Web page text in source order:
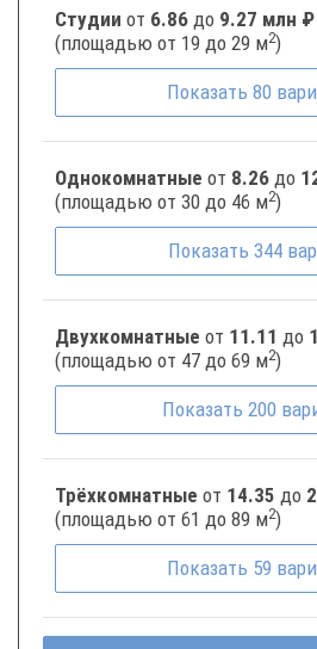
Студии от 6.86 до 9.27 млн ₽
(площадью от 19 до 29 м2)
Показать 80
Однокомнатные от 8.26 до
(площадью от 30 до 46 м2)
Показать 344
Двухкомнатные от 11.11 до
(площадью от 47 до 69 м2)
Показать 200
Трёхкомнатные от 14.35 до
(площадью от 61 до 89 м2)
Показать 59